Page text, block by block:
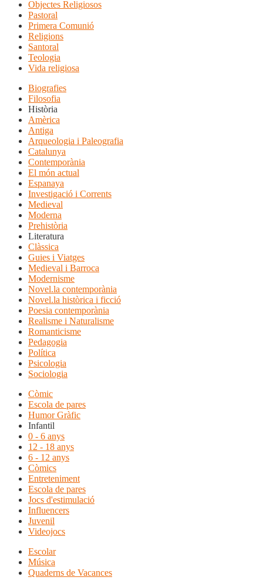
Objectes Religiosos
Pastoral
Primera Comunió
Religions
Santoral
Teologia
Vida religiosa
Biografies
Filosofia
Història
Amèrica
Antiga
Arqueologia i Paleografia
Catalunya
Contemporània
El món actual
Espanaya
Investigació i Corrents
Medieval
Moderna
Prehistòria
Literatura
Clàssica
Guies i Viatges
Medieval i Barroca
Modernisme
Novel.la contemporània
Novel.la històrica i ficció
Poesia contemporània
Realisme i Naturalisme
Romanticisme
Pedagogia
Política
Psicologia
Sociologia
Còmic
Escola de pares
Humor Gràfic
Infantil
0 - 6 anys
12 - 18 anys
6 - 12 anys
Còmics
Entreteniment
Escola de pares
Jocs d'estimulació
Influencers
Juvenil
Videojocs
Escolar
Música
Quaderns de Vacances